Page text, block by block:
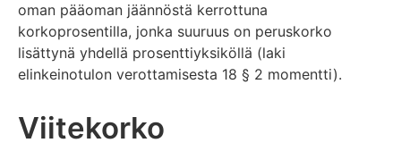
oman pääoman jäännöstä kerrottuna
korkoprosentilla, jonka suuruus on peruskorko
lisättynä yhdellä prosenttiyksiköllä (laki
elinkeinotulon verottamisesta 18 § 2 momentti).
Viitekorko